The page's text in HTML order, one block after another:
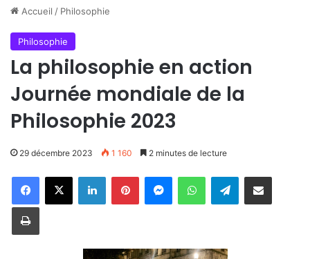
Accueil / Philosophie
Philosophie
La philosophie en action
Journée mondiale de la
Philosophie 2023
29 décembre 2023 1 160 2 minutes de lecture
LinkedinPinterestMessengerWhatsAppTelegramPartager par email
Imprimer